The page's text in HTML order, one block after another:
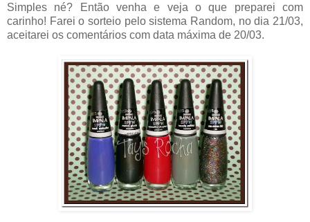
Simples né? Então venha e veja o que preparei com
carinho! Farei o sorteio pelo sistema Random, no dia 21/03,
aceitarei os comentários com data máxima de 20/03.